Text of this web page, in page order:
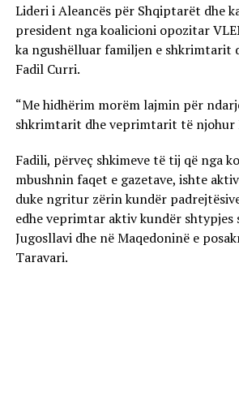
Lideri i Aleancës për Shqiptarët dhe
president nga koalicioni opozitar
ka ngushëlluar familjen e shkrimtarit
Fadil Curri.
“Me hidhërim morëm lajmin për
shkrimtarit dhe veprimtarit të njohur
Fadili, përveç shkimeve të tij që nga
mbushnin faqet e gazetave, ishte
duke ngritur zërin kundër
edhe veprimtar aktiv kundër shtypjes
Jugosllavi dhe në Maqedoninë e
Taravari.